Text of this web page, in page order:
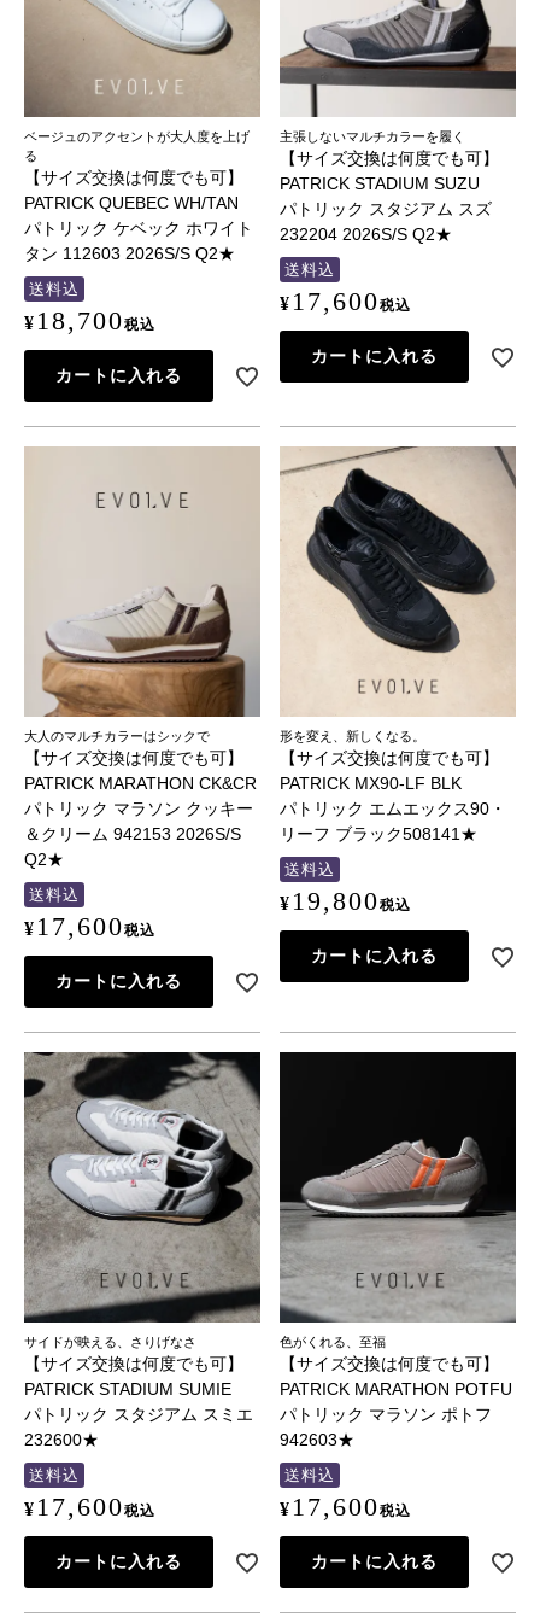
ベージュのアクセントが大人度を上げ
る
【サイズ交換は何度でも可】
PATRICK QUEBEC WH/TAN
パトリック ケベック ホワイト
タン 112603 2026S/S Q2★
送料込
¥ 18,700税込
カートに入れる
主張しないマルチカラーを履く
【サイズ交換は何度でも可】
PATRICK STADIUM SUZU
パトリック スタジアム スズ
232204 2026S/S Q2★
送料込
¥ 17,600税込
カートに入れる
大人のマルチカラーはシックで
【サイズ交換は何度でも可】
PATRICK MARATHON CK&CR
パトリック マラソン クッキー
＆クリーム 942153 2026S/S
Q2★
送料込
¥ 17,600税込
カートに入れる
形を変え、新しくなる。
【サイズ交換は何度でも可】
PATRICK MX90-LF BLK
パトリック エムエックス90・
リーフ ブラック508141★
送料込
¥ 19,800税込
カートに入れる
サイドが映える、さりげなさ
【サイズ交換は何度でも可】
PATRICK STADIUM SUMIE
パトリック スタジアム スミエ
232600★
送料込
¥ 17,600税込
カートに入れる
色がくれる、至福
【サイズ交換は何度でも可】
PATRICK MARATHON POTFU
パトリック マラソン ポトフ
942603★
送料込
¥ 17,600税込
カートに入れる